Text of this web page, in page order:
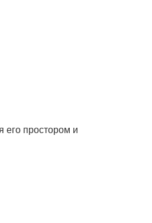
его простором и